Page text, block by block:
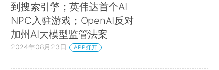
到搜索引擎；英伟达首个AI
NPC入驻游戏；OpenAI反对
加州AI大模型监管法案
2024年08月23日 APP打开